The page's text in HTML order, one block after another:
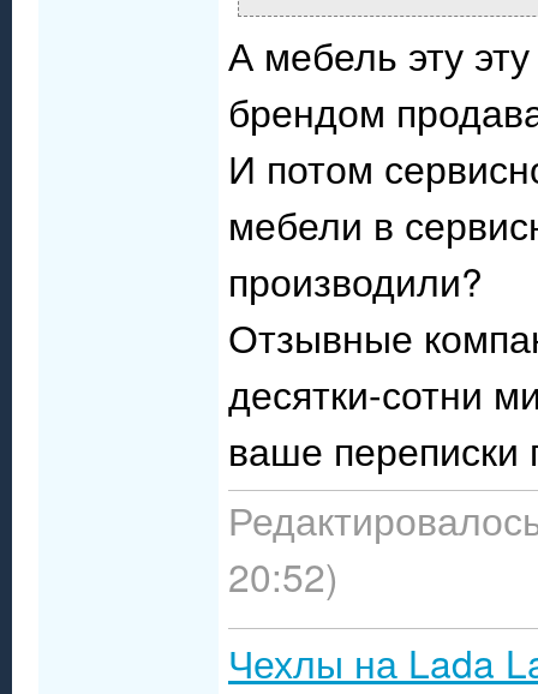
А мебель эту
брендом
И потом
мебели в
производили?
Отзывные
десятки-сотни
ваше
20:52)
Чехлы на Lada